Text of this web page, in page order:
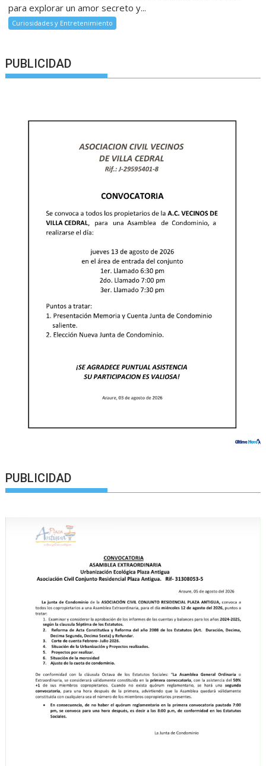
para explorar un amor secreto y...
Curiosidades y Entretenimiento
PUBLICIDAD
PUBLICIDAD